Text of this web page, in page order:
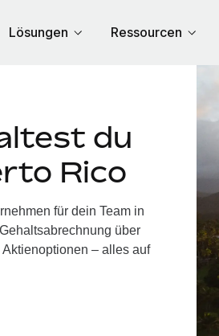
Lösungen Ressourcen
du
Rico
für dein Team in
über
– alles auf